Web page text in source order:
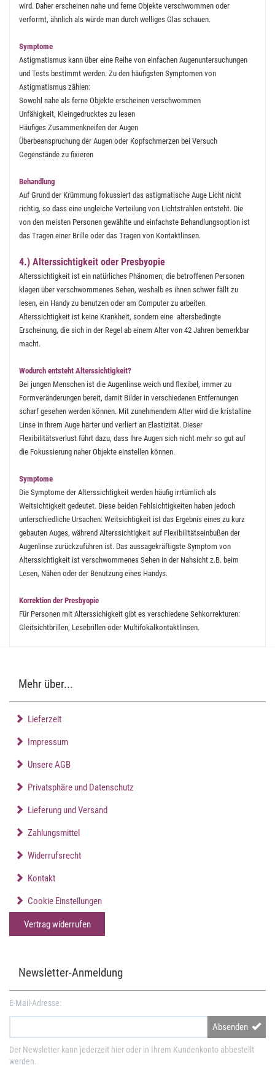
wird. Daher erscheinen nahe und ferne Objekte verschwommen oder
verformt, ähnlich als würde man durch welliges Glas schauen.
Symptome
Astigmatismus kann über eine Reihe von einfachen Augenuntersuchungen
und Tests bestimmt werden. Zu den häufigsten Symptomen von
Astigmatismus zählen:
Sowohl nahe als ferne Objekte erscheinen verschwommen
Unfähigkeit, Kleingedrucktes zu lesen
Häufiges Zusammenkneifen der Augen
Überbeanspruchung der Augen oder Kopfschmerzen bei Versuch
Gegenstände zu fixieren
Behandlung
Auf Grund der Krümmung fokussiert das astigmatische Auge Licht nicht
richtig, so dass eine ungleiche Verteilung von Lichtstrahlen entsteht. Die
von den meisten Personen gewählte und einfachste Behandlungsoption ist
das Tragen einer Brille oder das Tragen von Kontaktlinsen.
4.) Alterssichtigkeit oder Presbyopie
Alterssichtigkeit ist ein natürliches Phänomen; die betroffenen Personen
klagen über verschwommenes Sehen, weshalb es ihnen schwer fällt zu
lesen, ein Handy zu benutzen oder am Computer zu arbeiten.
Alterssichtigkeit ist keine Krankheit, sondern eine altersbedingte
Erscheinung, die sich in der Regel ab einem Alter von 42 Jahren bemerkbar
macht.
Wodurch entsteht Alterssichtigkeit?
Bei jungen Menschen ist die Augenlinse weich und flexibel, immer zu
Formveränderungen bereit, damit Bilder in verschiedenen Entfernungen
scharf gesehen werden können. Mit zunehmendem Alter wird die kristalline
Linse in Ihrem Auge härter und verliert an Elastizität. Dieser
Flexibilitätsverlust führt dazu, dass Ihre Augen sich nicht mehr so gut auf
die Fokussierung naher Objekte einstellen können.
Symptome
Die Symptome der Alterssichtigkeit werden häufig irrtümlich als
Weitsichtigkeit gedeutet. Diese beiden Fehlsichtigkeiten haben jedoch
unterschiedliche Ursachen: Weitsichtigkeit ist das Ergebnis eines zu kurz
gebauten Auges, während Alterssichtigkeit auf Flexibilitätseinbußen der
Augenlinse zurückzuführen ist. Das aussagekräftigste Symptom von
Alterssichtigkeit ist verschwommenes Sehen in der Nahsicht z.B. beim
Lesen, Nähen oder der Benutzung eines Handys.
Korrektion der Presbyopie
Für Personen mit Alterssichigkeit gibt es verschiedene Sehkorrekturen:
Gleitsichtbrillen, Lesebrillen oder Multifokalkontaktlinsen.
Mehr über...
Lieferzeit
Impressum
Unsere AGB
Privatsphäre und Datenschutz
Lieferung und Versand
Zahlungsmittel
Widerrufsrecht
Kontakt
Cookie Einstellungen
Vertrag widerrufen
Newsletter-Anmeldung
E-Mail-Adresse:
Absenden
Der Newsletter kann jederzeit hier oder in Ihrem Kundenkonto abbestellt
werden.